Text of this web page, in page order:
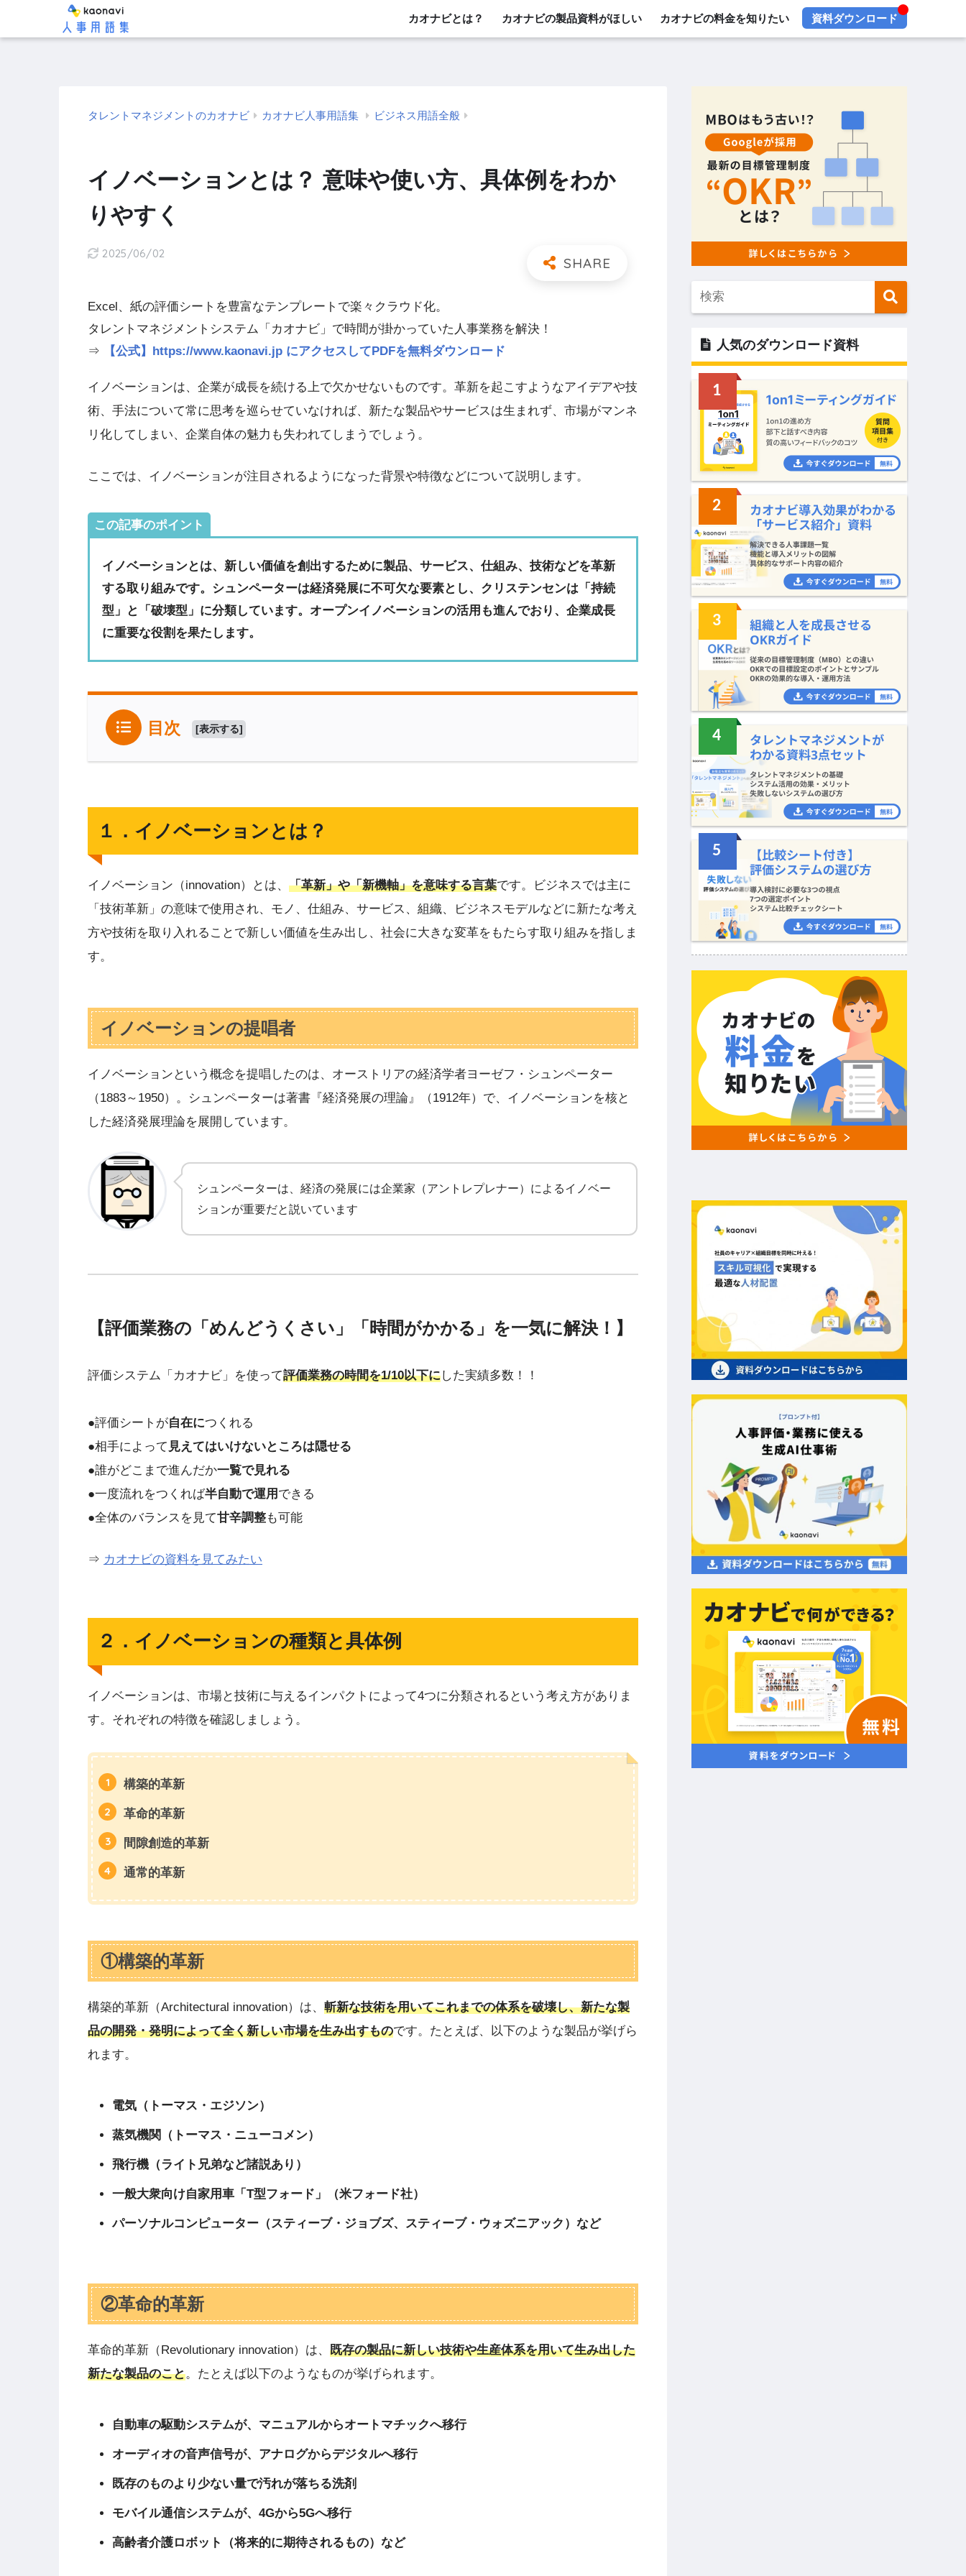
カオナビとは？ カオナビの製品資料がほしい カオナビの料金を知りたい 資料ダウンロード
タレントマネジメントのカオナビ カオナビ人事用語集 ビジネス用語全般
イノベーションとは？ 意味や使い方、具体例をわか
りやすく
2025/06/02
Excel、紙の評価シートを豊富なテンプレートで楽々クラウド化。
タレントマネジメントシステム「カオナビ」で時間が掛かっていた人事業務を解決！
⇒
【公式】https://www.kaonavi.jp にアクセスしてPDFを無料ダウンロード
イノベーションは、企業が成長を続ける上で欠かせないものです。革新を起こすようなアイデアや技
術、手法について常に思考を巡らせていなければ、新たな製品やサービスは生まれず、市場がマンネ
リ化してしまい、企業自体の魅力も失われてしまうでしょう。
ここでは、イノベーションが注目されるようになった背景や特徴などについて説明します。
この記事のポイント
イノベーションとは、新しい価値を創出するために製品、サービス、仕組み、技術などを革新
する取り組みです。シュンペーターは経済発展に不可欠な要素とし、クリステンセンは「持続
型」と「破壊型」に分類しています。オープンイノベーションの活用も進んでおり、企業成長
に重要な役割を果たします。
目次 [表示する]
１．イノベーションとは？
イノベーション（innovation）とは、 「革新」や「新機軸」を意味する言葉です。ビジネスでは主に
「技術革新」の意味で使用され、モノ、仕組み、サービス、組織、ビジネスモデルなどに新たな考え
方や技術を取り入れることで新しい価値を生み出し、社会に大きな変革をもたらす取り組みを指しま
す。
イノベーションの提唱者
イノベーションという概念を提唱したのは、オーストリアの経済学者ヨーゼフ・シュンペーター
（1883～1950）。シュンペーターは著書『経済発展の理論』（1912年）で、イノベーションを核と
した経済発展理論を展開しています。
シュンペーターは、経済の発展には企業家（アントレプレナー）によるイノベー
ションが重要だと説いています
【評価業務の「めんどうくさい」「時間がかかる」を一気に解決！】
評価システム「カオナビ」を使って評価業務の時間を1/10以下にした実績多数！！
●評価シートが自在につくれる
●相手によって 見えてはいけないところは隠せる
●誰がどこまで進んだか一覧で見れる
●一度流れをつくれば半自動で運用 できる
●全体のバランスを見て甘辛調整も可能
⇒ カオナビの資料を見てみたい
２．イノベーションの種類と具体例
イノベーションは、市場と技術に与えるインパクトによって4つに分類されるという考え方がありま
す。それぞれの特徴を確認しましょう。
構築的革新
革命的革新
間隙創造的革新
通常的革新
①構築的革新
構築的革新（Architectural innovation）は、 斬新な技術を用いてこれまでの体系を破壊し、新たな製
品の開発・発明によって全く新しい市場を生み出すものです。たとえば、以下のような製品が挙げら
れます。
電気（トーマス・エジソン）
蒸気機関（トーマス・ニューコメン）
飛行機（ライト兄弟など諸説あり）
一般大衆向け自家用車「T型フォード」（米フォード社）
パーソナルコンピューター（スティーブ・ジョブズ、スティーブ・ウォズニアック）など
②革命的革新
革命的革新（Revolutionary innovation）は、 既存の製品に新しい技術や生産体系を用いて生み出した
新たな製品のこと。たとえば以下のようなものが挙げられます。
自動車の駆動システムが、マニュアルからオートマチックへ移行
オーディオの音声信号が、アナログからデジタルへ移行
既存のものより少ない量で汚れが落ちる洗剤
モバイル通信システムが、4Gから5Gへ移行
高齢者介護ロボット（将来的に期待されるもの）など
人気のダウンロード資料